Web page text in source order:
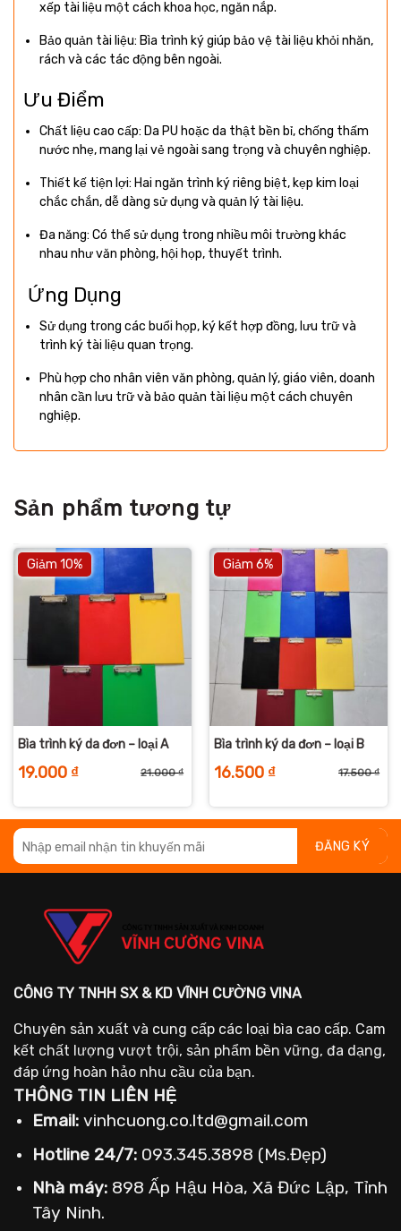
xếp tài liệu một cách khoa học, ngăn nắp.
Bảo quản tài liệu: Bìa trình ký giúp bảo vệ tài liệu khỏi nhăn,
rách và các tác động bên ngoài.
Ưu Điểm
Chất liệu cao cấp: Da PU hoặc da thật bền bỉ, chống thấm
nước nhẹ, mang lại vẻ ngoài sang trọng và chuyên nghiệp.
Thiết kế tiện lợi: Hai ngăn trình ký riêng biệt, kẹp kim loại
chắc chắn, dễ dàng sử dụng và quản lý tài liệu.
Đa năng: Có thể sử dụng trong nhiều môi trường khác
nhau như văn phòng, hội họp, thuyết trình.
Ứng Dụng
Sử dụng trong các buổi họp, ký kết hợp đồng, lưu trữ và
trình ký tài liệu quan trọng.
Phù hợp cho nhân viên văn phòng, quản lý, giáo viên, doanh
nhân cần lưu trữ và bảo quản tài liệu một cách chuyên
nghiệp.
Sản phẩm tương tự
Giảm 10%
Bìa trình ký da đơn – loại A
21.000₫
21.000 ₫.
19.000 ₫
là:
19.000 ₫.
Giảm 6%
Bìa trình ký da đơn – loại B
17.500₫
16.500 ₫
là:
₫.
₫.
CÔNG TY TNHH SX & KD VĨNH CƯỜNG VINA
Chuyên sản xuất và cung cấp các loại bìa cao cấp. Cam
kết chất lượng vượt trội, sản phẩm bền vững, đa dạng,
đáp ứng hoàn hảo nhu cầu của bạn.
THÔNG TIN LIÊN HỆ
Email: vinhcuong.co.ltd@gmail.com
Hotline 24/7:093.345.3898 (Ms.Đẹp)
Nhà máy:898 Ấp Hậu Hòa, Xã Đức Lập, Tỉnh
Tây Ninh.